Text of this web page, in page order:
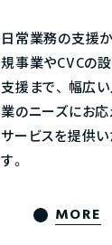
日常業務の支援
規事業やCVCの
支援まで、 幅広
業のニーズにお
サービスを提供い
す。
MORE